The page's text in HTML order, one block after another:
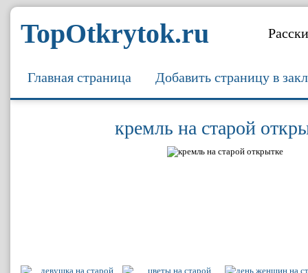
TopOtkrytok.ru
Главная страница Добавить страницу в
кремль на старой